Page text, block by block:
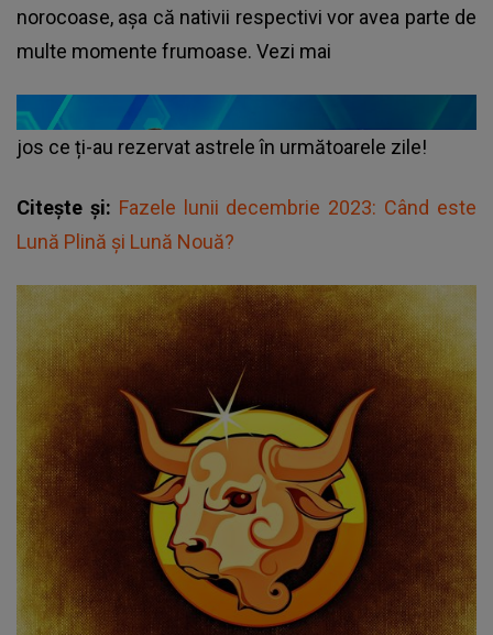
norocoase, așa că nativii respectivi vor avea parte de
multe momente frumoase. Vezi mai
jos ce ți-au rezervat astrele în următoarele zile!
Citește și: Fazele lunii decembrie 2023: Când este
Lună Plină și Lună Nouă?